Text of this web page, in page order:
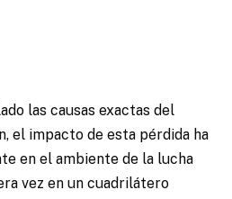
las causas exactas del
el impacto de esta pérdida ha
en el ambiente de la lucha
vez en un cuadrilátero